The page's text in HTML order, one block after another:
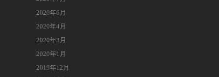
2020年6月
2020年4月
2020年3月
2020年1月
2019年12月